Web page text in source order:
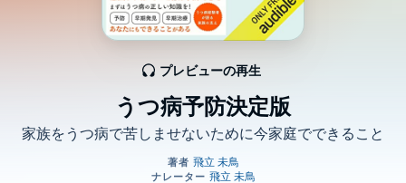
うつ病予防決定版
家族をうつ病で苦しませないために今家庭でできること
プレビューの再生